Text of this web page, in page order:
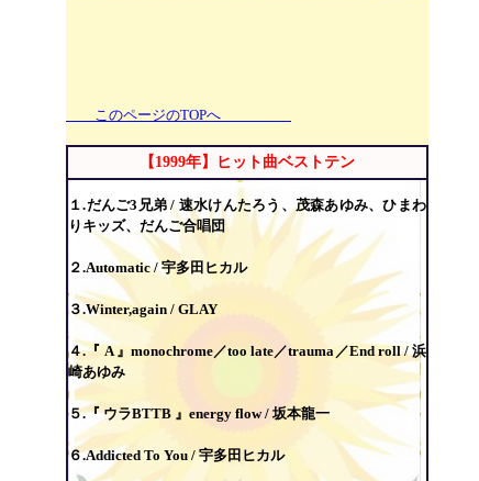
このページのTOPへ
【1999年】ヒット曲ベストテン
１.だんご3兄弟 / 速水けんたろう、茂森あゆみ、ひまわ
りキッズ、だんご合唱団
２.Automatic / 宇多田ヒカル
３.Winter,again / GLAY
４.『 A 』monochrome／too late／trauma／End roll / 浜
崎あゆみ
５.『 ウラBTTB 』energy flow / 坂本龍一
６.Addicted To You / 宇多田ヒカル